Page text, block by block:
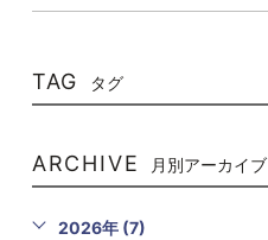
TAG タグ
ARCHIVE 月別アーカイブ
2026年 (7)